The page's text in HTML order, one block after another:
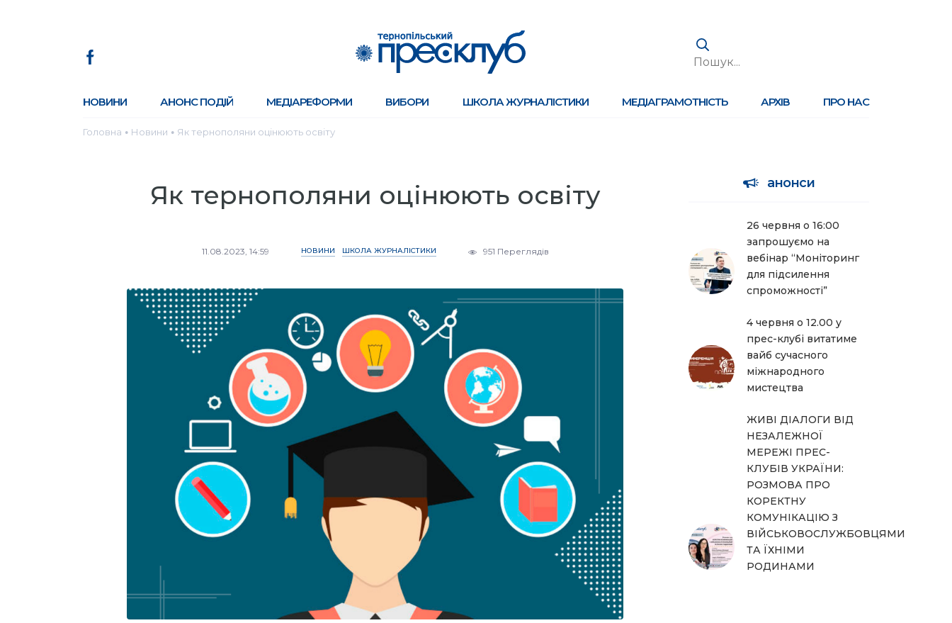
НОВИНИ АНОНС ПОДІЙ МЕДІАРЕФОРМИ ВИБОРИ ШКОЛА ЖУРНАЛІСТИКИ МЕДІАГРАМОТНІСТЬ АРХІВ ПРО НАС
Головна ● Новини ● Як тернополяни оцінюють освіту
Як тернополяни оцінюють освіту
11.08.2023, 14:59 НОВИНИ ШКОЛА ЖУРНАЛІСТИКИ 951 Переглядів
анонси
26 червня о 16:00
запрошуємо на
вебінар “Моніторинг
для підсилення
спроможності”
4 червня о 12.00 у
прес-клубі витатиме
вайб сучасного
міжнародного
мистецтва
ЖИВІ ДІАЛОГИ ВІД
НЕЗАЛЕЖНОЇ
МЕРЕЖІ ПРЕС-
КЛУБІВ УКРАЇНИ:
РОЗМОВА ПРО
КОРЕКТНУ
КОМУНІКАЦІЮ З
ВІЙСЬКОВОСЛУЖБОВЦЯМИ
ТА ЇХНІМИ
РОДИНАМИ